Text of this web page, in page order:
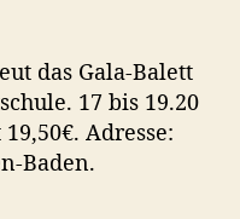
das Gala-Balett
17 bis 19.20
Adresse:
Baden.